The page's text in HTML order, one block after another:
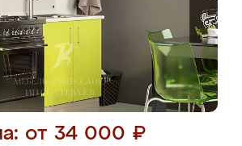
от 34 000 ₽